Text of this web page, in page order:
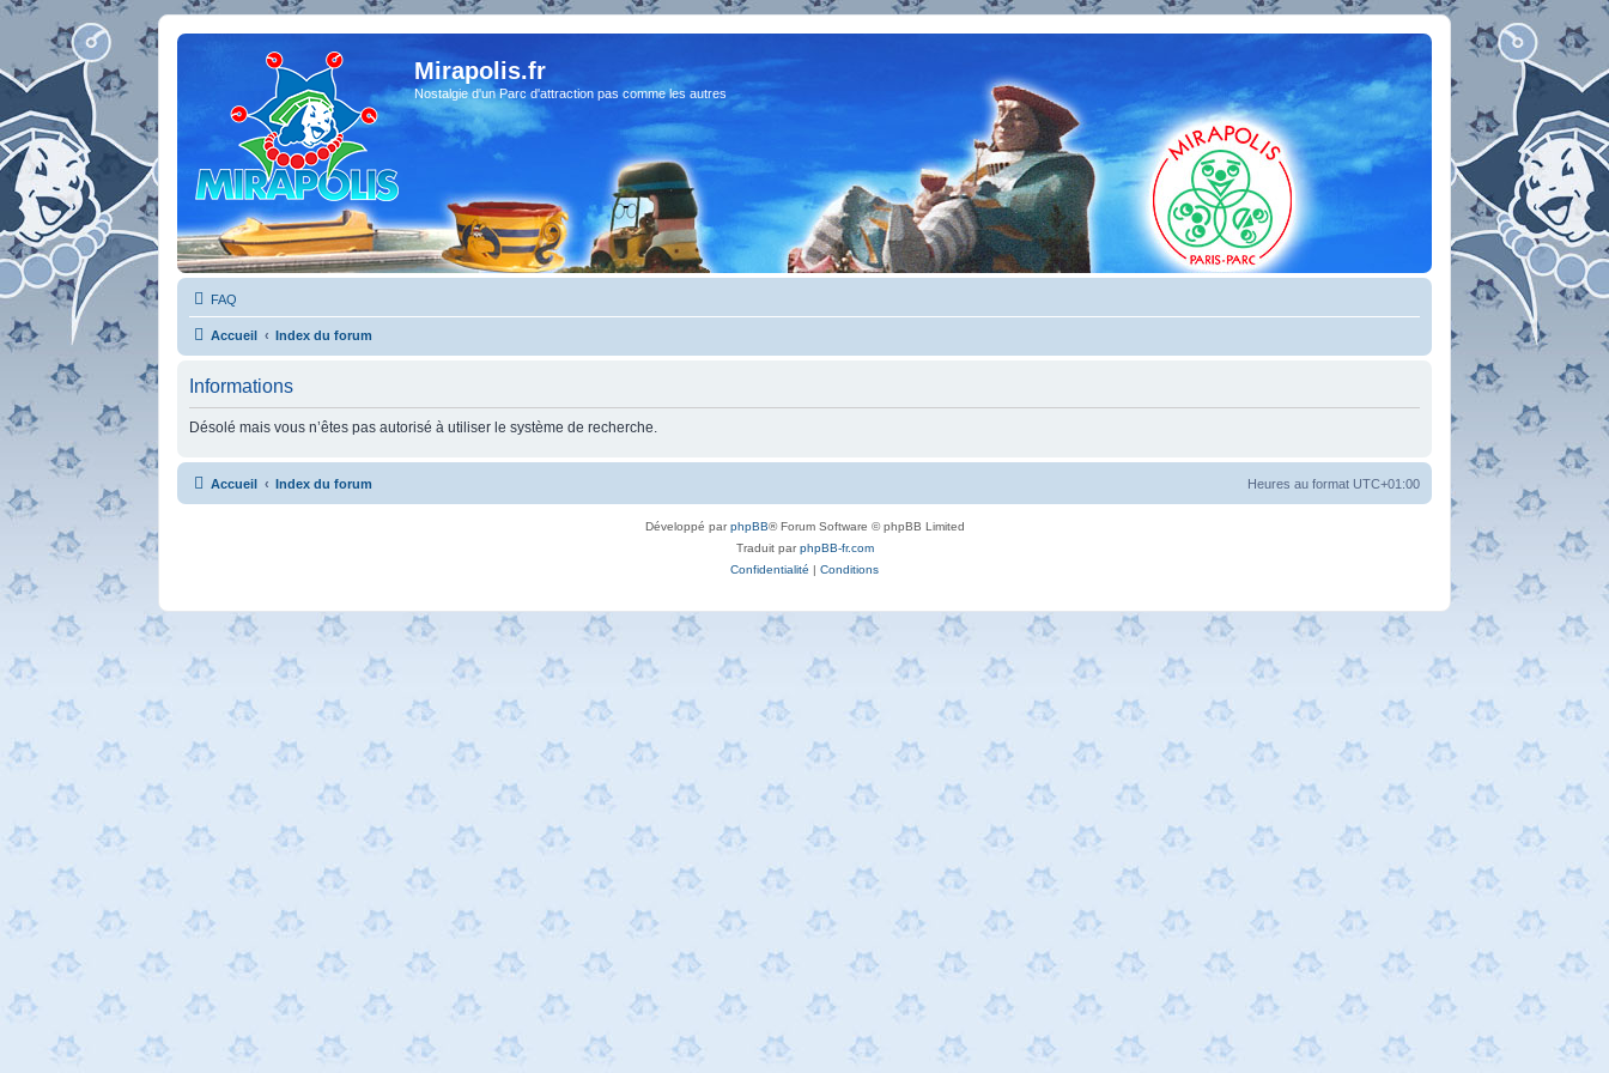
Mirapolis.fr
Nostalgie d'un Parc d'attraction pas comme les autres
FAQ
Accueil Index du forum
Informations
Désolé mais vous n’êtes pas autorisé à utiliser le système de recherche.
Accueil Index du forum Heures au format UTC+01:00
Développé parphpBB® Forum Software © phpBB Limited
Traduit parphpBB-fr.com
Confidentialité | Conditions